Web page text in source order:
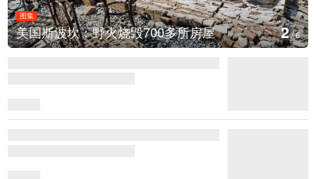
图集
美国斯波坎：野火烧毁700多所房屋 2/6